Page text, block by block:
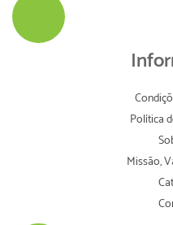
Política
Missão,